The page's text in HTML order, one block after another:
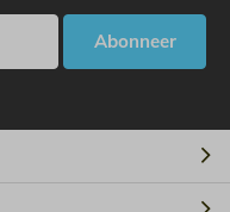
Abonneer